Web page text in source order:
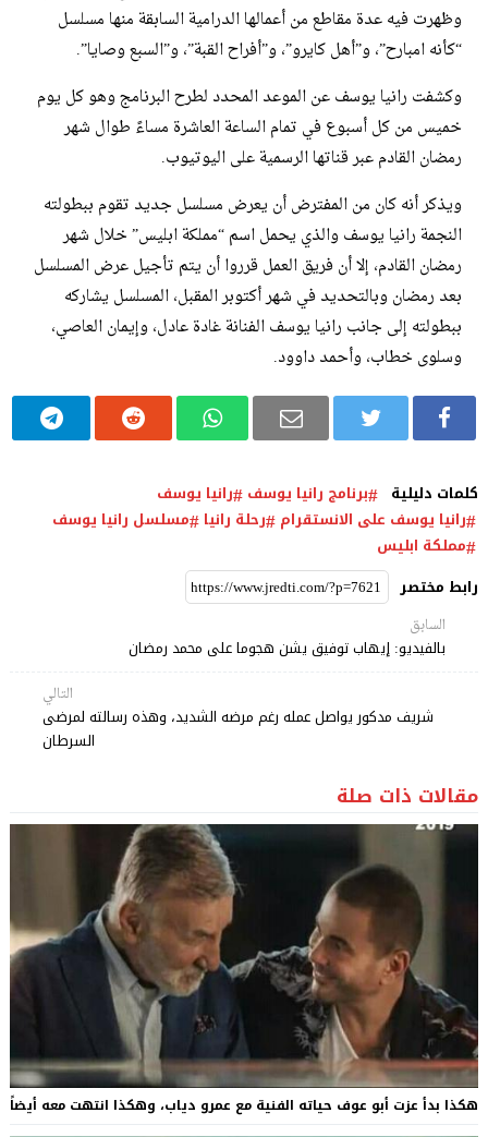
وظهرت فيه عدة مقاطع من أعمالها الدرامية السابقة منها مسلسل
“كأنه امبارح”، و”أهل كايرو”، و”أفراح القبة”، و”السبع وصايا”.
وكشفت رانيا يوسف عن الموعد المحدد لطرح البرنامج وهو كل يوم
خميس من كل أسبوع في تمام الساعة العاشرة مساءً طوال شهر
رمضان القادم عبر قناتها الرسمية على اليوتيوب.
ويذكر أنه كان من المفترض أن يعرض مسلسل جديد تقوم ببطولته
النجمة رانيا يوسف والذي يحمل اسم “مملكة ابليس” خلال شهر
رمضان القادم، إلا أن فريق العمل قرروا أن يتم تأجيل عرض المسلسل
بعد رمضان وبالتحديد في شهر أكتوبر المقبل، المسلسل يشاركه
ببطولته إلى جانب رانيا يوسف الفنانة غادة عادل، وإيمان العاصي،
وسلوى خطاب، وأحمد داوود.
كلمات دليلية برنامج رانيا يوسف رانيا يوسف
رانيا يوسف على الانستقرام رحلة رانيا مسلسل رانيا يوسف
مملكة ابليس
رابط مختصر
السابق
بالفيديو: إيهاب توفيق يشن هجوما على محمد رمضان
التالي
شريف مدكور يواصل عمله رغم مرضه الشديد، وهذه رسالته لمرضى
السرطان
مقالات ذات صلة
هكذا بدأ عزت أبو عوف حياته الفنية مع عمرو دياب، وهكذا انتهت معه أيضاً